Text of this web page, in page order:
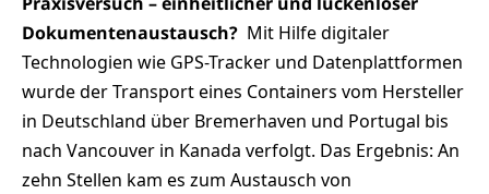
Dokumentenaustausch? Mit Hilfe digitaler
Technologien wie GPS-Tracker und Datenplattformen
wurde der Transport eines Containers vom Hersteller
in Deutschland über Bremerhaven und Portugal bis
nach Vancouver in Kanada verfolgt. Das Ergebnis: An
zehn Stellen kam es zum Austausch von